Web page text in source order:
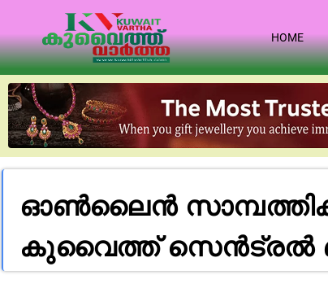
HOME
ഓൺലൈൻ സാമ്പത്തിക
കുവൈത്ത് സെൻട്രൽ